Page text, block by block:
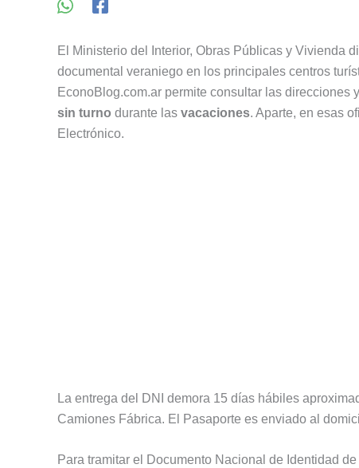
El Ministerio del Interior, Obras Públicas y Vivienda
documental veraniego en los principales centros
EconoBlog.com.ar permite consultar las direcciones
sin turno durante las vacaciones. Aparte, en esas
Electrónico.
La entrega del DNI demora 15 días hábiles
Camiones Fábrica. El Pasaporte es enviado al
Para tramitar el Documento Nacional de Identidad